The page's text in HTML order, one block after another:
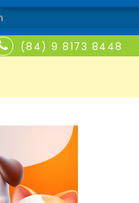
(84) 9 8173 8448